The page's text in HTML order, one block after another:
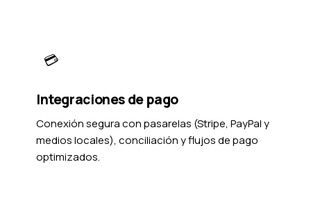
💳
Integraciones de pago
Conexión segura con pasarelas (Stripe, PayPal y
medios locales), conciliación y flujos de pago
optimizados.